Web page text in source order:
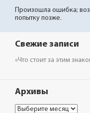
Произошла ошибка;
попытку позже.
Свежие записи
«Что стоит за этим
Архивы
Архивы